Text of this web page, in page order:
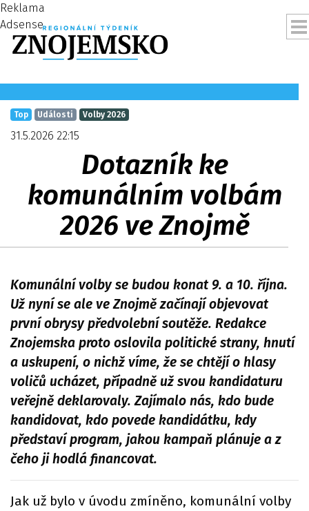
Reklama
Adsense
Top Události Volby 2026
31.5.2026 22:15
Dotazník ke
komunálním volbám
2026 ve Znojmě
Komunální volby se budou konat 9. a 10. října.
Už nyní se ale ve Znojmě začínají objevovat
první obrysy předvolební soutěže. Redakce
Znojemska proto oslovila politické strany, hnutí
a uskupení, o nichž víme, že se chtějí o hlasy
voličů ucházet, případně už svou kandidaturu
veřejně deklarovaly. Zajímalo nás, kdo bude
kandidovat, kdo povede kandidátku, kdy
představí program, jakou kampaň plánuje a z
čeho ji hodlá financovat.
Jak už bylo v úvodu zmíněno, komunální volby